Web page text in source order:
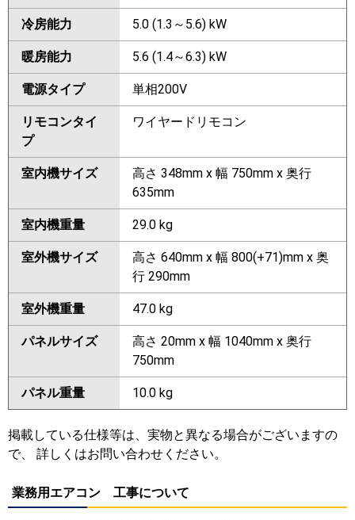
冷房能力 5.0 (1.3～5.6) kW
暖房能力 5.6 (1.4～6.3) kW
電源タイプ 単相200V
リモコンタイ
プ
ワイヤードリモコン
室内機サイズ
高さ 348mm x 幅 750mm x 奥行
635mm
室内機重量 29.0 kg
室外機サイズ
高さ 640mm x 幅 800(+71)mm x 奥
行 290mm
室外機重量 47.0 kg
パネルサイズ
高さ 20mm x 幅 1040mm x 奥行
750mm
パネル重量 10.0 kg
掲載している仕様等は、実物と異なる場合がございますの
で、 詳しくはお問い合わせください。
業務用エアコン 工事について